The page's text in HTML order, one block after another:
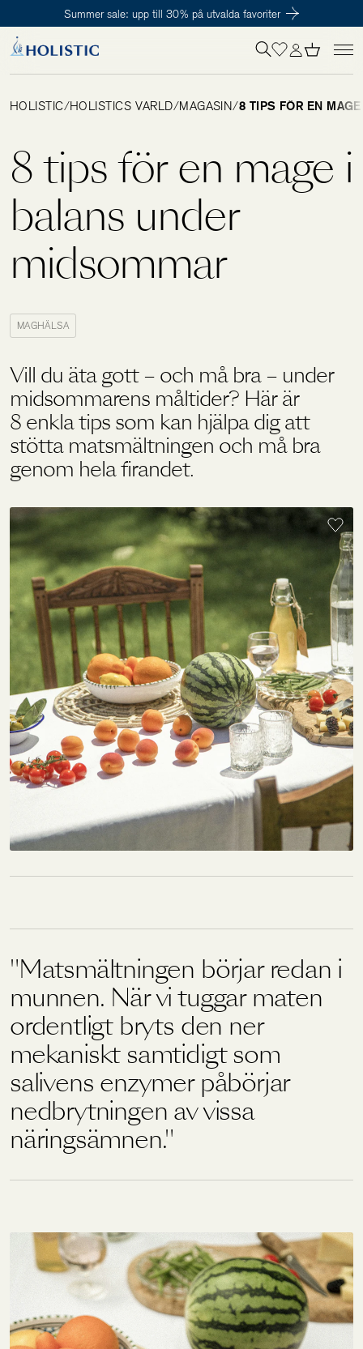
Summer sale: upp till 30% på utvalda favoriter
Kosttillskott
Kit
Holistics värld
Utbildning
För återförsäljare
Tillagd i varukorgen Till kassan
För att påbörja en prenumeration hos oss så behöver du vara medlem i
Holistic Club. Det är helt kostnadsfritt.
HOLISTIC/HOLISTICS VÄRLD/MAGASIN/8 TIPS FÖR EN
8 tips för en mage i
balans under
midsommar
MAGHÄLSA
Vill du äta gott – och må bra – under
midsommarens måltider? Här är
8 enkla tips som kan hjälpa dig att
stötta matsmältningen och må bra
genom hela firandet.
Matsmältningen börjar redan i
munnen. När vi tuggar maten
ordentligt bryts den ner
mekaniskt samtidigt som
salivens enzymer påbörjar
nedbrytningen av vissa
näringsämnen.